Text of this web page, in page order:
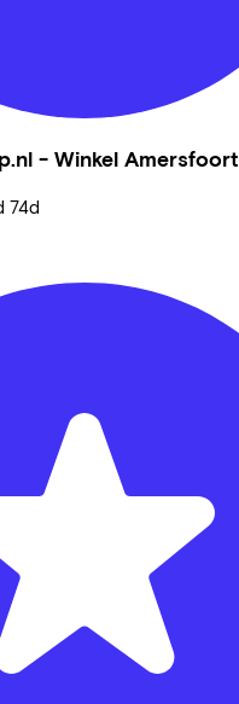
- Winkel Amersfoort
74d